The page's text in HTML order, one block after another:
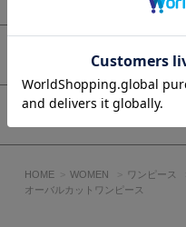
しっかりとした肉感があり
らみがあります。
裏 地：なし
伸縮性：なし
光沢感：なし
■L/BLK・BRN モデル身長
■LIME モデル身長：
アイテムサイズ
HOME WOMEN ワンピース
オーバルカットワンピース